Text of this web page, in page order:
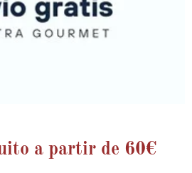
a partir de 60€